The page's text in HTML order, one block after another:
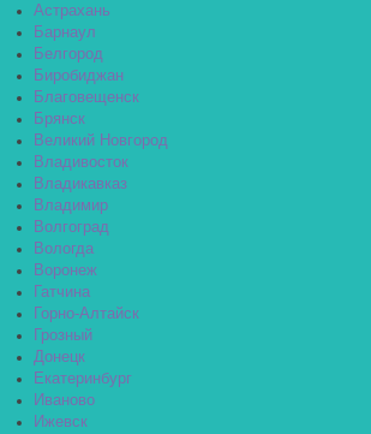
Астрахань
Барнаул
Белгород
Биробиджан
Благовещенск
Брянск
Великий Новгород
Владивосток
Владикавказ
Владимир
Волгоград
Вологда
Воронеж
Гатчина
Горно-Алтайск
Грозный
Донецк
Екатеринбург
Иваново
Ижевск